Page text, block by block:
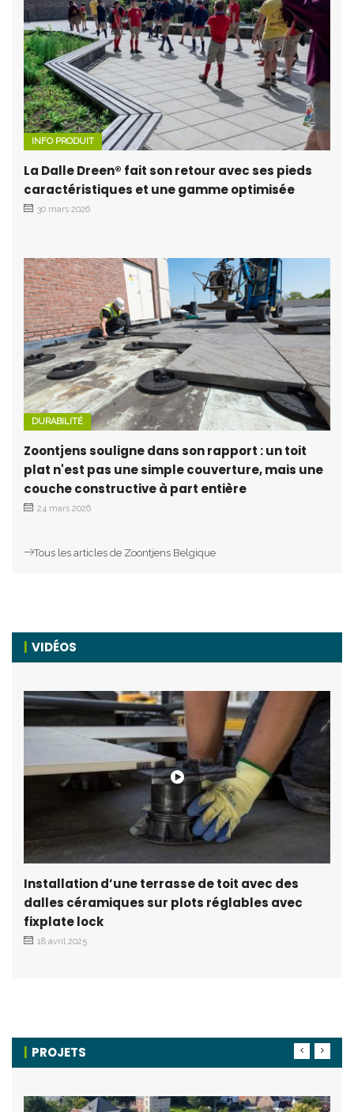
INFO PRODUIT
La Dalle Dreen® fait son retour avec ses pieds
caractéristiques et une gamme optimisée
30 mars 2026
DURABILITÉ
Zoontjens souligne dans son rapport : un toit
plat n'est pas une simple couverture, mais une
couche constructive à part entière
24 mars 2026
Tous les articles de Zoontjens Belgique
VIDÉOS
Installation d’une terrasse de toit avec des
dalles céramiques sur plots réglables avec
fixplate lock
18 avril 2025
PROJETS